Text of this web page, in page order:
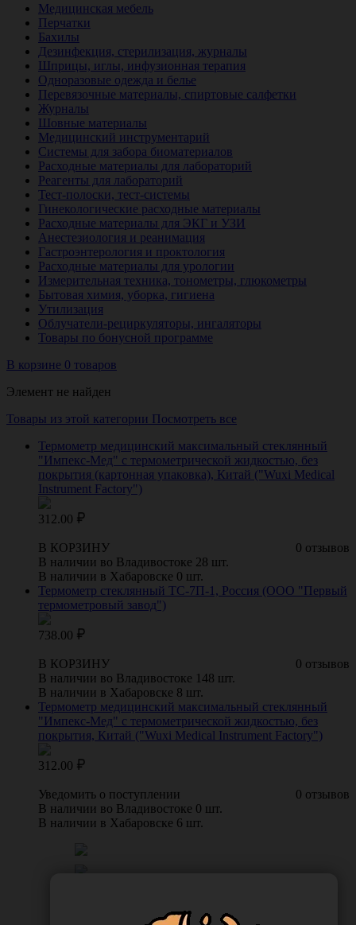
Медицинская мебель
Перчатки
Бахилы
Дезинфекция, стерилизация, журналы
Шприцы, иглы, инфузионная терапия
Одноразовые одежда и белье
Перевязочные материалы, спиртовые салфетки
Журналы
Шовные материалы
Медицинский инструментарий
Системы для забора биоматериалов
Расходные материалы для лабораторий
Реагенты для лабораторий
Тест-полоски, тест-системы
Гинекологические расходные материалы
Расходные материалы для ЭКГ и УЗИ
Анестезиология и реанимация
Гастроэнтерология и проктология
Расходные материалы для урологии
Измерительная техника, тонометры, глюкометры
Бытовая химия, уборка, гигиена
Утилизация
Облучатели-рециркуляторы, ингаляторы
Товары по бонусной программе
В корзине 0 товаров
Элемент не найден
Товары из этой категории Посмотреть все
Термометр медицинский максимальный стеклянный
"Импекс-Мед" с термометрической жидкостью, без
покрытия (картонная упаковка), Китай ("Wuxi Medical
Instrument Factory")
312.00
0 отзывов
В КОРЗИНУ
В наличии во Владивостоке 28 шт.
В наличии в Хабаровске 0 шт.
Термометр стеклянный ТС-7П-1, Россия (ООО "Первый
термометровый завод")
738.00
0 отзывов
В КОРЗИНУ
В наличии во Владивостоке 148 шт.
В наличии в Хабаровске 8 шт.
Термометр медицинский максимальный стеклянный
"Импекс-Мед" с термометрической жидкостью, без
покрытия, Китай ("Wuxi Medical Instrument Factory")
312.00
0 отзывов
Уведомить о поступлении
В наличии во Владивостоке 0 шт.
В наличии в Хабаровске 6 шт.